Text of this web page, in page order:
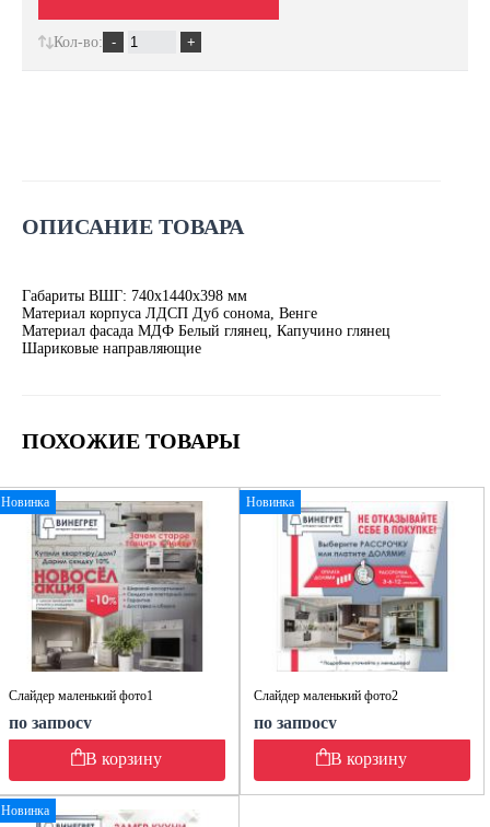
ОПИСАНИЕ ТОВАРА
Габариты ВШГ: 740х1440х398 мм
Материал корпуса ЛДСП Дуб сонома, Венге
Материал фасада МДФ Белый глянец, Капучино глянец
Шариковые направляющие
ПОХОЖИЕ ТОВАРЫ
Новинка
Слайдер маленький фото1
по запросу
В корзину
Новинка
Слайдер маленький фото2
по запросу
В корзину
Новинка
Кол-во: